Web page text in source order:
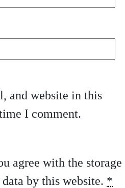
and website in this
I comment.
agree with the storage
by this website. *